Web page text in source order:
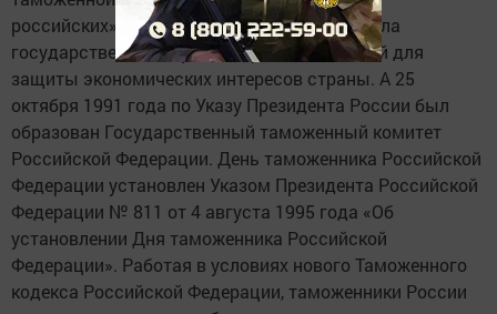
российских».
С этого момента таможня стала
государственной службой, предназначенной для
защиты экономических интересов страны. А 25
октября 1991 года по Указу Президента России был
образован Государственный таможенный комитет
Российской Федерации. День таможенника Российской
Федерации установлен Указом Президента Российской
Федерации № 811 от 4 августа 1995 года «Об
установлении Дня таможенника Российской
Федерации». Работая в условиях нового Таможенного
кодекса Российской Федерации, таможенники России